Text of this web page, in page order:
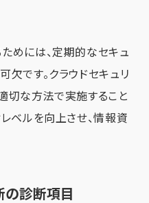
めには、定期的なセキュ
欠です。クラウドセキュリ
切な方法で実施すること
レベルを向上させ、情報資
の診断項目